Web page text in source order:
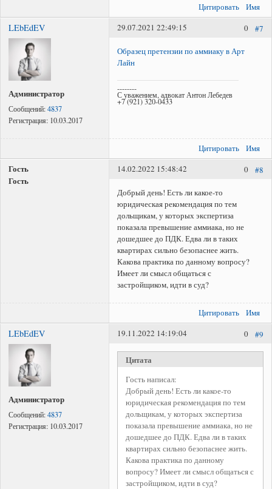
Цитировать Имя
LEbEdEV
Администратор
Сообщений:4837
Регистрация: 10.03.2017
#7
0
29.07.2021 22:49:15
Образец претензии по аммиаку в Арт
Лайн
--------
С уважением, адвокат Антон Лебедев
+7 (921) 320-0433
Цитировать Имя
Гость
Гость
#8
0
14.02.2022 15:48:42
Добрый день! Есть ли какое-то
юридическая рекомендация по тем
дольщикам, у которых экспертиза
показала превышение аммиака, но не
дошедшее до ПДК. Едва ли в таких
квартирах сильно безопаснее жить.
Какова практика по данному вопросу?
Имеет ли смысл общаться с
застройщиком, идти в суд?
Цитировать Имя
LEbEdEV
Администратор
Сообщений:4837
Регистрация: 10.03.2017
#9
0
19.11.2022 14:19:04
Цитата
Гость написал:
Добрый день! Есть ли какое-то
юридическая рекомендация по тем
дольщикам, у которых экспертиза
показала превышение аммиака, но не
дошедшее до ПДК. Едва ли в таких
квартирах сильно безопаснее жить.
Какова практика по данному
вопросу? Имеет ли смысл общаться с
застройщиком, идти в суд?